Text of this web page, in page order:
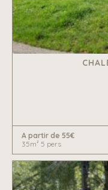
A partir de 55€
35m² 5 pers